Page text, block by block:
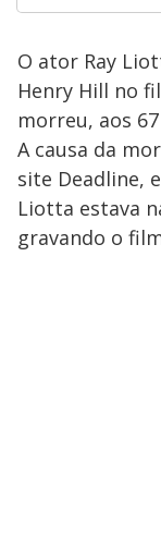
O ator Ray
Henry Hill no
morreu, aos
A causa da
site Deadline,
Liotta estava
gravando o